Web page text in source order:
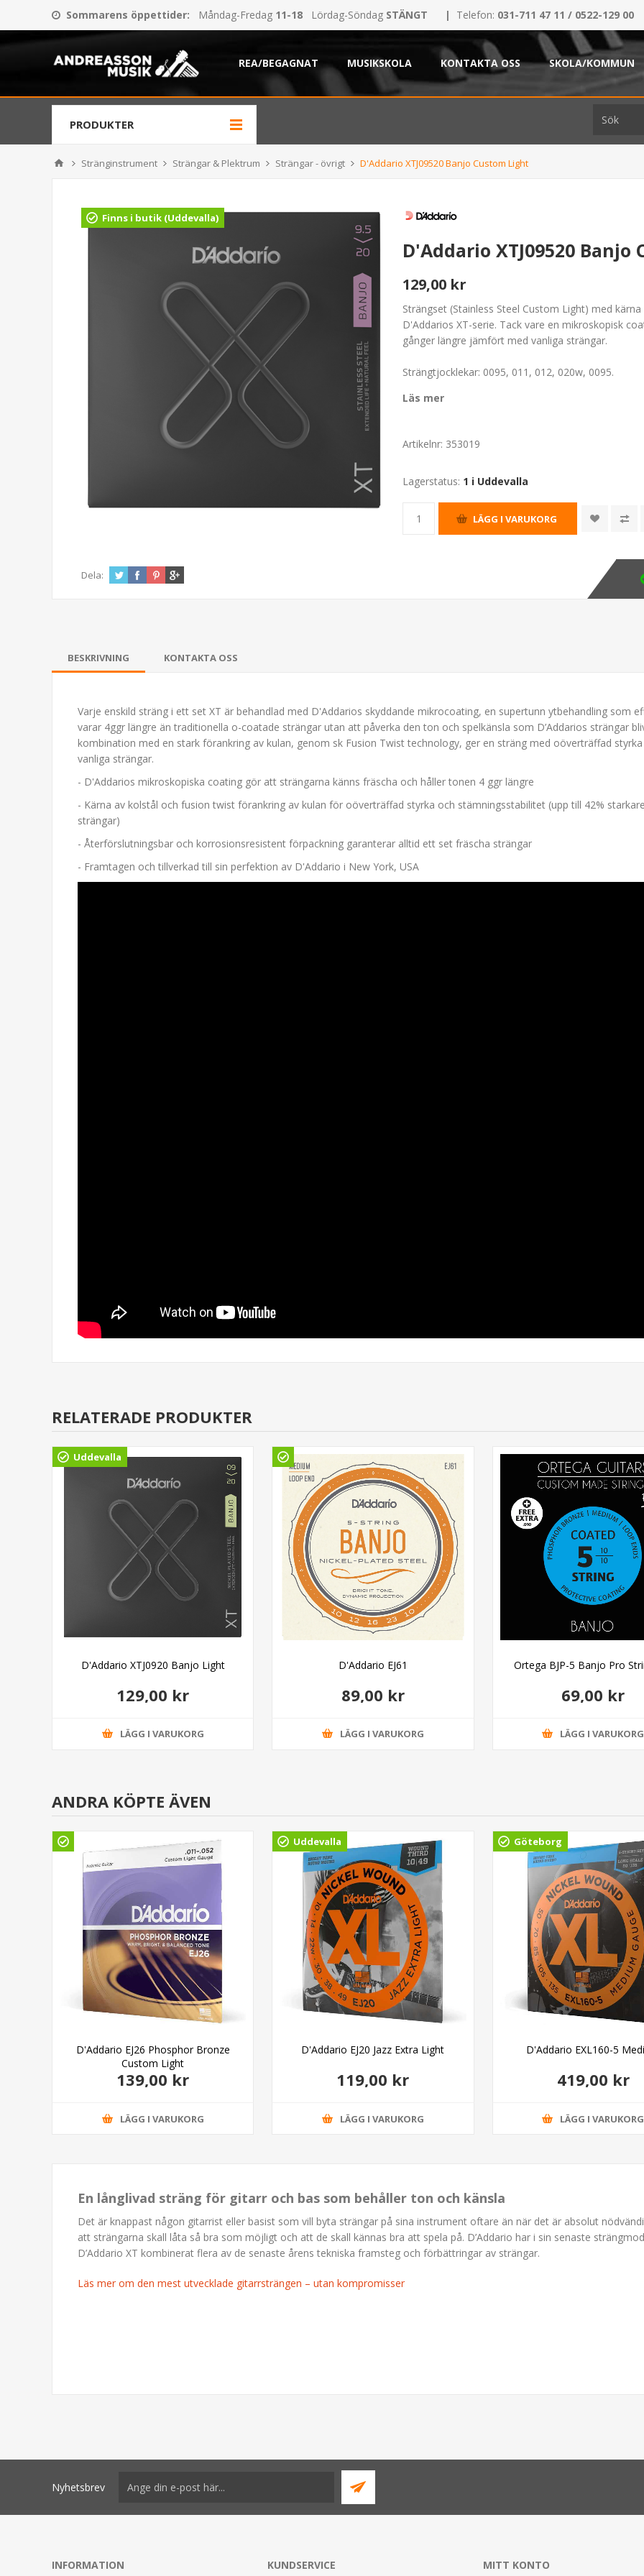
Sommarens öppettider: Måndag-Fredag 11-18 Lördag-Söndag STÄNGT | Telefon: 031-711 47 11 / 0522-129 00
REA/BEGAGNAT MUSIKSKOLA KONTAKTA OSS SKOLA/KOMMUN
PRODUKTER
Stränginstrument Strängar & Plektrum Strängar - övrigt D'Addario XTJ09520 Banjo Custom Light
Finns i butik (Uddevalla)
D'Addario XTJ09520 Banjo
129,00 kr
Strängset (Stainless Steel Custom Light) med
D'Addarios XT-serie. Tack vare en mikroskopisk
gånger längre jämfört med vanliga strängar.
Strängtjocklekar: 0095, 011, 012, 020w, 0095.
Läs mer
Artikelnr: 353019
Lagerstatus: 1 i Uddevalla
Dela:
BESKRIVNING KONTAKTA OSS
Varje enskild sträng i ett set XT är behandlad med D'Addarios skyddande mikrocoating, en supertunn ytbehandling som
varar 4ggr längre än traditionella o-coatade strängar utan att påverka den ton och spelkänsla som D’Addarios strängar
kombination med en stark förankring av kulan, genom sk Fusion Twist technology, ger en sträng med oöverträffad
vanliga strängar.
- D'Addarios mikroskopiska coating gör att strängarna känns fräscha och håller tonen 4 ggr längre
- Kärna av kolstål och fusion twist förankring av kulan för oöverträffad styrka och stämningsstabilitet (upp till 42%
strängar)
- Återförslutningsbar och korrosionsresistent förpackning garanterar alltid ett set fräscha strängar
- Framtagen och tillverkad till sin perfektion av D'Addario i New York, USA
RELATERADE PRODUKTER
Uddevalla
D'Addario XTJ0920 Banjo Light
129,00 kr
LÄGG I VARUKORG
D'Addario EJ61
89,00 kr
LÄGG I VARUKORG
Ortega BJP-5 Banjo Pro
69,00 kr
LÄGG I VARUKORG
ANDRA KÖPTE ÄVEN
D'Addario EJ26 Phosphor Bronze
Custom Light
139,00 kr
LÄGG I VARUKORG
Uddevalla
D'Addario EJ20 Jazz Extra Light
119,00 kr
LÄGG I VARUKORG
Göteborg
D'Addario EXL160-5
419,00 kr
LÄGG I VARUKORG
En långlivad sträng för gitarr och bas som behåller ton och känsla
Det är knappast någon gitarrist eller basist som vill byta strängar på sina instrument oftare än när det är absolut
att strängarna skall låta så bra som möjligt och att de skall kännas bra att spela på. D’Addario har i sin senaste
D’Addario XT kombinerat flera av de senaste årens tekniska framsteg och förbättringar av strängar.
Läs mer om den mest utvecklade gitarrsträngen – utan kompromisser
Nyhetsbrev
INFORMATION KUNDSERVICE MITT KONTO